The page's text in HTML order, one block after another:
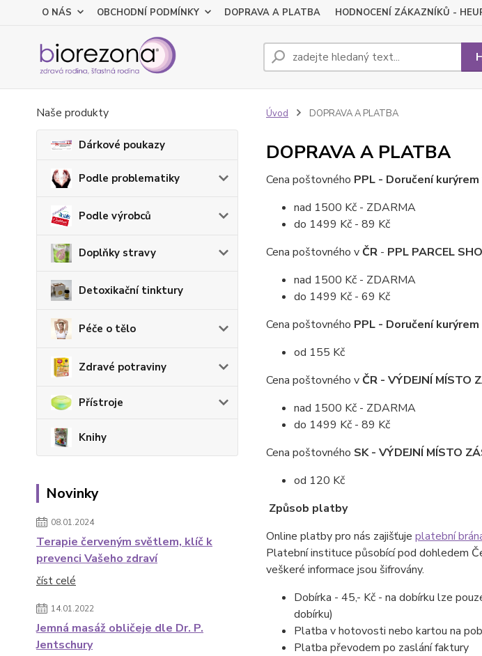
O NÁS OBCHODNÍ PODMÍNKY DOPRAVA A PLATBA HODNOCENÍ ZÁKAZNÍKŮ -
Naše produkty
Dárkové poukazy
Podle problematiky
Podle výrobců
Doplňky stravy
Detoxikační tinktury
Péče o tělo
Zdravé potraviny
Přístroje
Knihy
Novinky
08.01.2024
Terapie červeným světlem, klíč k
prevenci Vašeho zdraví
číst celé
14.01.2022
Jemná masáž obličeje dle Dr. P.
Jentschury
Úvod DOPRAVA A PLATBA
DOPRAVA A PLATBA
Cena poštovného PPL - Doručení kurýrem
nad 1500 Kč - ZDARMA
do 1499 Kč - 89 Kč
Cena poštovného vČR- PPL PARCEL
nad 1500 Kč - ZDARMA
do 1499 Kč - 69 Kč
Cena poštovného PPL - Doručení kurýrem
od 155 Kč
Cena poštovného vČR - VÝDEJNÍ MÍSTO
nad 1500 Kč - ZDARMA
do 1499 Kč - 89 Kč
Cena poštovného SK - VÝDEJNÍ MÍSTO
od 120 Kč
Způsob platby
Online platby pro nás zajišťuje platební
Platební instituce působící pod dohledem
veškeré informace jsou šifrovány.
Dobírka - 45,- Kč - na dobírku lze
dobírku)
Platba v hotovosti nebo kartou na
Platba převodem po zaslání faktury